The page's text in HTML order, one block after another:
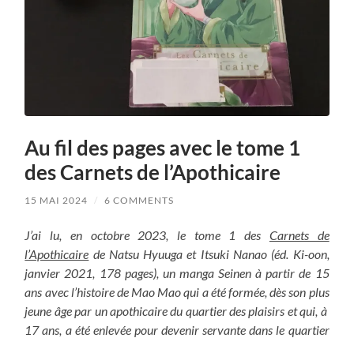
Au fil des pages avec le tome 1
des Carnets de l’Apothicaire
15 MAI 2024 / 6 COMMENTS
J’ai lu, en octobre 2023, le tome 1 des Carnets de
l’Apothicaire de Natsu Hyuuga et Itsuki Nanao (éd. Ki-oon,
janvier 2021, 178 pages), un manga Seinen à partir de 15
ans avec l’histoire de Mao Mao qui a été formée, dès son plus
jeune âge par un apothicaire du quartier des plaisirs et qui, à
17 ans, a été enlevée pour devenir servante dans le quartier